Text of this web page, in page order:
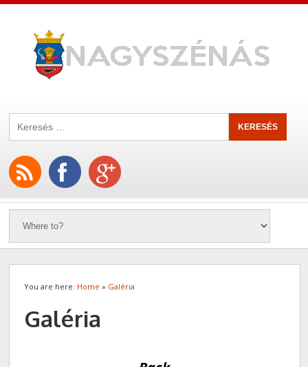
You are here: Home » Galéria
Galéria